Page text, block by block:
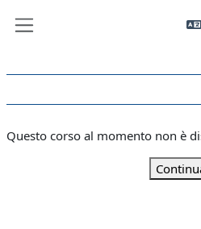
Questo corso al momento non è